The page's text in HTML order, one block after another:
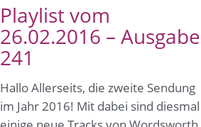
Playlist vom
26.02.2016 – Ausgabe
241
Hallo Allerseits, die zweite Sendung
im Jahr 2016! Mit dabei sind diesmal